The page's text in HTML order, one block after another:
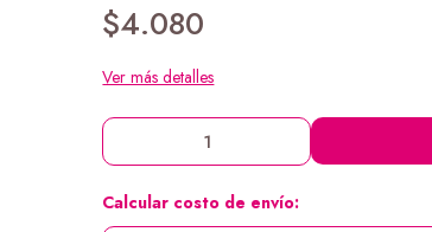
$4.080
Ver más detalles
Calcular costo de envío: